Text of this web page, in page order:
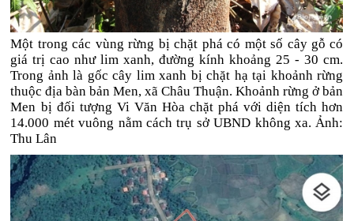
Một trong các vùng rừng bị chặt phá có một số cây gỗ có
giá trị cao như lim xanh, đường kính khoảng 25 - 30 cm.
Trong ảnh là gốc cây lim xanh bị chặt hạ tại khoảnh rừng
thuộc địa bàn bản Men, xã Châu Thuận. Khoảnh rừng ở bản
Men bị đối tượng Vi Văn Hòa chặt phá với diện tích hơn
14.000 mét vuông nằm cách trụ sở UBND không xa. Ảnh:
Thu Lân